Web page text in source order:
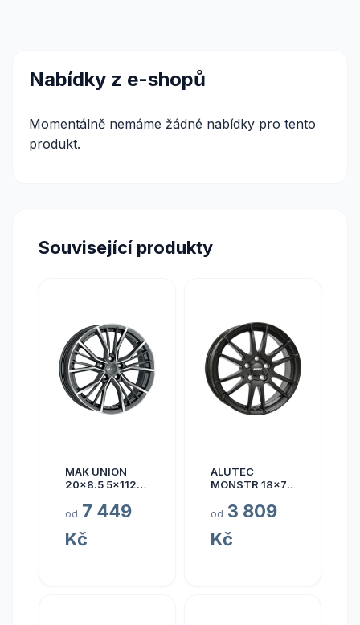
Nabídky z e-shopů
Momentálně nemáme žádné nabídky pro tento
produkt.
Související produkty
MAK UNION
20x8.5 5x112
od 7 449
Kč
ALUTEC
MONSTR 18x7.5
od 3 809
Kč